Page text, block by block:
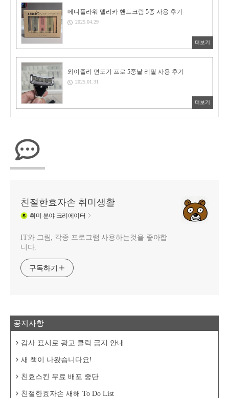
메디플라워 델리카 핸드크림 5종 사용 후기
2025.04.29
더보기
와이즐리 면도기 프로 5중날 리필 사용 후기
2025.01.31
더보기
친절한효자손 취미생활
취미 분야 크리에이터
IT와 그림, 각종 프로그램 사용하는것을 좋아합
니다.
구독하기
공지사항
감사 표시로 광고 클릭 금지 안내
새 책이 나왔습니다요!
친효스킨 무료 배포 중단
친절한효자손 새해 To Do List